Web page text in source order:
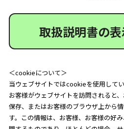
取扱説明書の
＜cookieについて＞
当ウェブサイトではcookieを使用してい
お客様がウェブサイトを訪問されると
保存、またはお客様のブラウザ上から
す。この情報は、お客様、お客様の好